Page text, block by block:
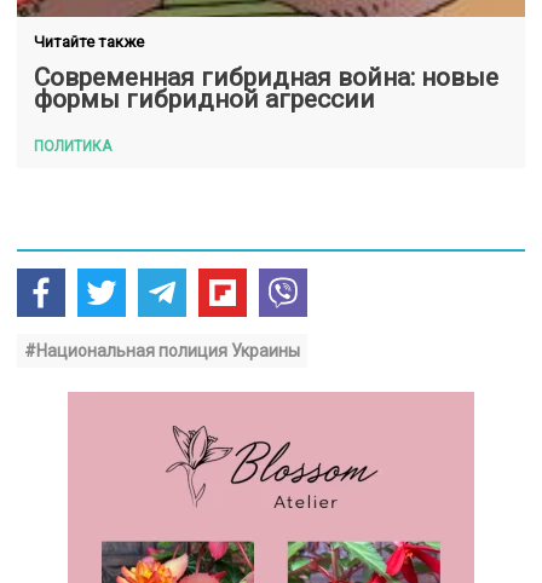
Читайте также
Современная гибридная война: новые
формы гибридной агрессии
ПОЛИТИКА
#Национальная полиция Украины